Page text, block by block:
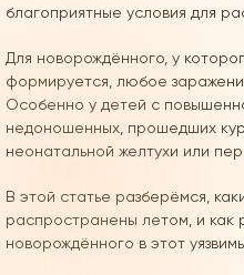
благоприятные условия для
Для новорождённого, у
формируется, любое
Особенно у детей с
недоношенных, прошедших
неонатальной желтухи или
В этой статье разберёмся,
распространены летом, и как
новорождённого в этот